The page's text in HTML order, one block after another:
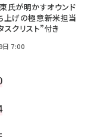
氏が明かすオウンド
上げの極意――新米担当
スクリスト”付き
日 7:00